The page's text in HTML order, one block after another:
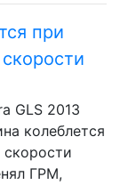
при
GLS 2013
колеблется
скорости
ГРМ,